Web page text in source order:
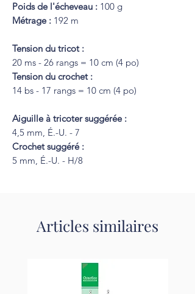
Poids de l'écheveau : 100 g
Métrage : 192 m
Tension du tricot :
20 ms - 26 rangs = 10 cm (4 po)
Tension du crochet :
14 bs - 17 rangs = 10 cm (4 po)
Aiguille à tricoter suggérée :
4,5 mm, É.-U. - 7
Crochet suggéré :
5 mm, É.-U. - H/8
Articles similaires